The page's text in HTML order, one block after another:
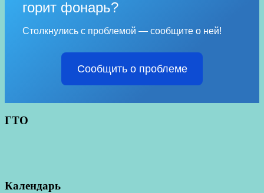
горит фонарь?
Столкнулись с проблемой — сообщите о ней!
Сообщить о проблеме
ГТО
Календарь